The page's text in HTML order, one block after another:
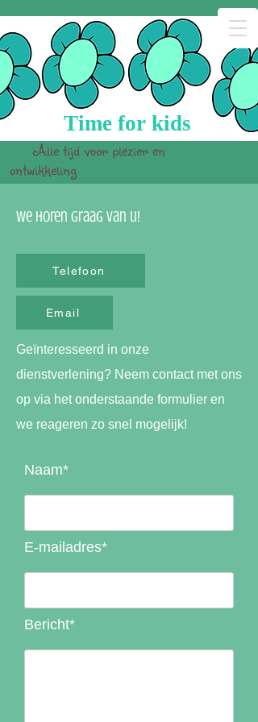
Alle tijd voor plezier en
ontwikkeling
Time for kids
We horen graag van u!
Telefoon
Email
Geïnteresseerd in onze
dienstverlening? Neem contact met ons
op via het onderstaande formulier en
we reageren zo snel mogelijk!
Naam*
E-mailadres*
Bericht*